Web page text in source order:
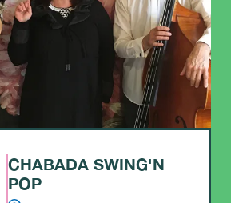
REQUISE
PAYANT
SENIOR
TOUT PUBLIC
CHABADA SWING'N
POP